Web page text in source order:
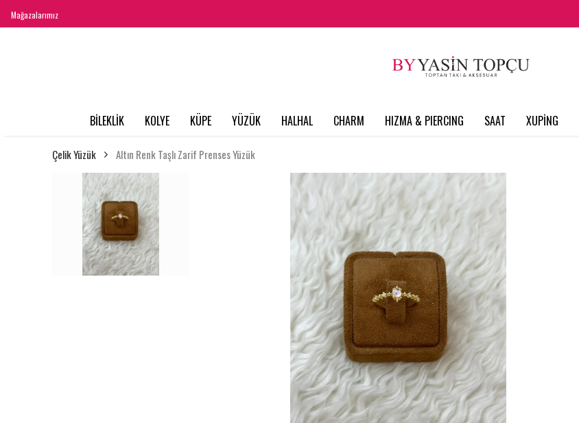
Mağazalarımız
BİLEKLİK KOLYE KÜPE YÜZÜK HALHAL CHARM HIZMA & PIERCING SAAT XUPİNG
Çelik Yüzük Altın Renk Taşlı Zarif Prenses Yüzük